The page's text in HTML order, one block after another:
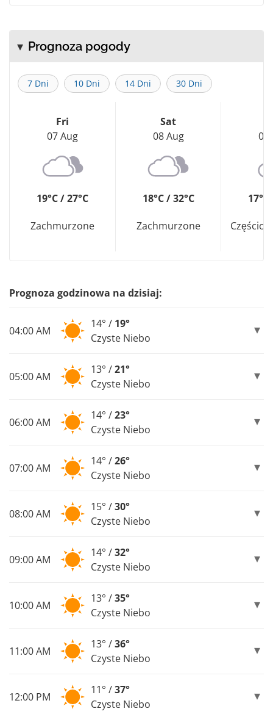
Prognoza pogody
7 Dni 10 Dni 14 Dni 30 Dni
Fri
07 Aug
19°C / 27°C
Zachmurzone
Sat
08 Aug
18°C / 32°C
Zachmurzone
09
17°C
Prognoza godzinowa na dzisiaj:
04:00 AM
14° / 19°
Czyste Niebo
05:00 AM
13° /21°
Czyste Niebo
06:00 AM
14° /23°
Czyste Niebo
07:00 AM
14° /26°
Czyste Niebo
08:00 AM
15° /30°
Czyste Niebo
09:00 AM
14° /32°
Czyste Niebo
10:00 AM
13° /35°
Czyste Niebo
11:00 AM
13° /36°
Czyste Niebo
12:00 PM
11° /37°
Czyste Niebo